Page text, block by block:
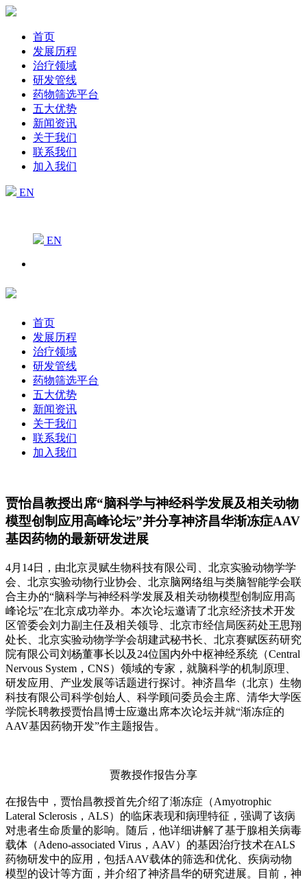
首页
发展历程
治疗领域
研发管线
药物筛选平台
五大优势
新闻资讯
关于我们
联系我们
加入我们
EN
EN
首页
发展历程
治疗领域
研发管线
药物筛选平台
五大优势
新闻资讯
关于我们
联系我们
加入我们
贾怡昌教授出席“脑科学与神经科学发展及相关动物
模型创制应用高峰论坛”并分享神济昌华渐冻症AAV
基因药物的最新研发进展
4月14日，由北京灵赋生物科技有限公司、北京实验动物学学
会、北京实验动物行业协会、北京脑网络组与类脑智能学会联
合主办的“脑科学与神经科学发展及相关动物模型创制应用高
峰论坛”在北京成功举办。本次论坛邀请了北京经济技术开发
区管委会刘力副主任及相关领导、北京市经信局医药处王思翔
处长、北京实验动物学学会胡建武秘书长、北京赛赋医药研究
院有限公司刘杨董事长以及24位国内外中枢神经系统（Central
Nervous System，CNS）领域的专家，就脑科学的机制原理、
研发应用、产业发展等话题进行探讨。神济昌华（北京）生物
科技有限公司科学创始人、科学顾问委员会主席、清华大学医
学院长聘教授贾怡昌博士应邀出席本次论坛并就“渐冻症的
AAV基因药物开发”作主题报告。
贾教授作报告分享
在报告中，贾怡昌教授首先介绍了渐冻症（Amyotrophic
Lateral Sclerosis，ALS）的临床表现和病理特征，强调了该病
对患者生命质量的影响。随后，他详细讲解了基于腺相关病毒
载体（Adeno-associated Virus，AAV）的基因治疗技术在ALS
药物研发中的应用，包括AAV载体的筛选和优化、疾病动物
模型的设计等方面，并介绍了神济昌华的研究进展。目前，神